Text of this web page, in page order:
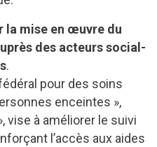
la mise en œuvre du
des acteurs social-
.
pour des soins
enceintes »,
vise à améliorer le suivi
l’accès aux aides